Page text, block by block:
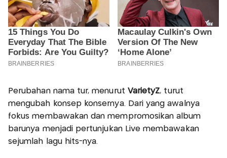
Perubahan nama tur, menurut VarietyZ, turut
mengubah konsep konsernya. Dari yang awalnya
fokus membawakan dan mempromosikan album
barunya menjadi pertunjukan Live membawakan
sejumlah lagu hits-nya.